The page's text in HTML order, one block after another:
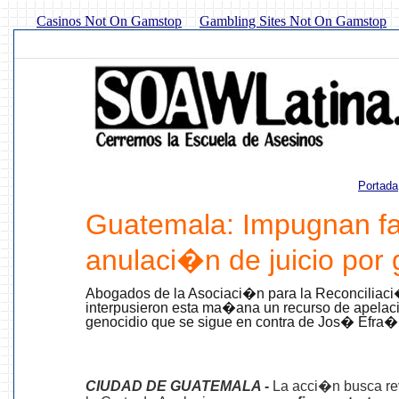
Casinos Not On Gamstop Gambling Sites Not On Gamstop
Portada
Guatemala: Impugnan
anulaci�n de juicio por
Abogados de la Asociaci�n para la
interpusieron esta ma�ana un recurso de
genocidio que se sigue en contra de Jos�
CIUDAD DE GUATEMALA - La acci�n busca